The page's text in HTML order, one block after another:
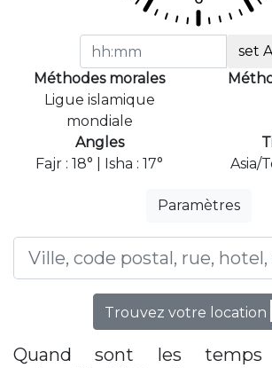
set
Méthodes morales
Ligue islamique
mondiale
Angles
Fajr : 18° | Isha : 17°
Asia/
Paramètres
Trouvez votre location
Quand sont les